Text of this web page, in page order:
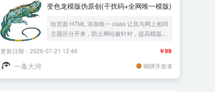
变色龙模版伪原创(干扰码+全网唯一模版)
给页面 HTML 添加唯一 class 让其与网上相同
主题区分开来，防止网站被针对，提高模版的
￥99
更新日期：2026-07-21 12:46
一条大河 铜牌开发者